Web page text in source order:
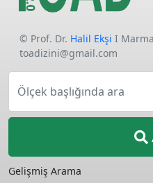
© Prof. Dr. Halil Ekşi I
toadizini@gmail.com
Ölçek başlığında ara
Gelişmiş Arama